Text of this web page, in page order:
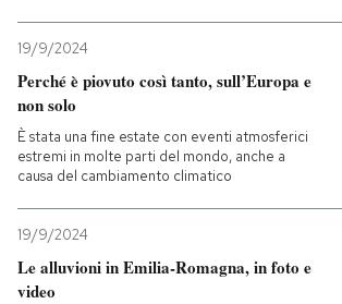
Entra
19/9/2024
Perché è piovuto così tanto, sull’Europa e
non solo
È stata una fine estate con eventi atmosferici
estremi in molte parti del mondo, anche a
causa del cambiamento climatico
19/9/2024
Le alluvioni in Emilia-Romagna, in foto e
video